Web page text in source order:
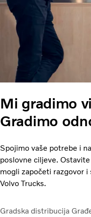
Mi gradimo
Gradimo
Spojimo vaše potrebe i
poslovne ciljeve.
mogli započeti razgovor
Volvo Trucks.
Gradska distribucija